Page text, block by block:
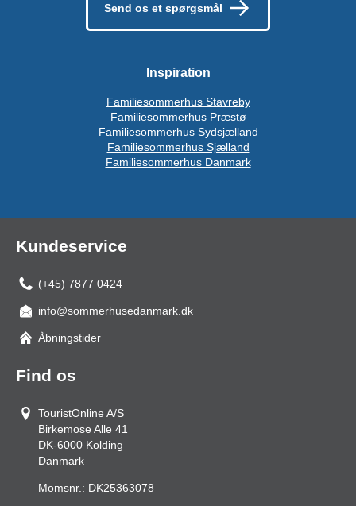
Send os et spørgsmål
Inspiration
Familiesommerhus Stavreby
Familiesommerhus Præstø
Familiesommerhus Sydsjælland
Familiesommerhus Sjælland
Familiesommerhus Danmark
Kundeservice
(+45) 7877 0424
info@sommerhusedanmark.dk
Åbningstider
Find os
TouristOnline A/S
Birkemose Alle 41
DK-6000 Kolding
Danmark
Momsnr.: DK25363078